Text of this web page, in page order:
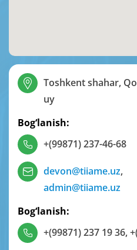
Toshkent shahar,
uy
Bog‘lanish:
+(99871) 237-46-68
devon@tiiame.uz,
admin@tiiame.uz
Bog‘lanish:
+(99871) 237 19 36,